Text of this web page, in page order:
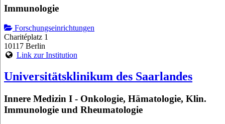
Immunologie
Forschungseinrichtungen
Charitéplatz 1
10117 Berlin
Link zur Institution
Universitätsklinikum des Saarlandes
Innere Medizin I - Onkologie, Hämatologie, Klin.
Immunologie und Rheumatologie